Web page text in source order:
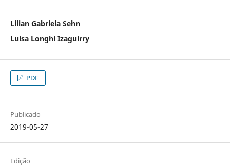
Lilian Gabriela Sehn
Luisa Longhi Izaguirry
PDF
Publicado
2019-05-27
Edição